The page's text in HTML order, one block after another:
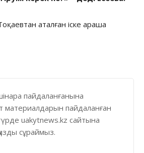
аталған іске араша
пайдаланғанына
материалдарын пайдаланған
uakytnews.kz сайтына
сұраймыз.